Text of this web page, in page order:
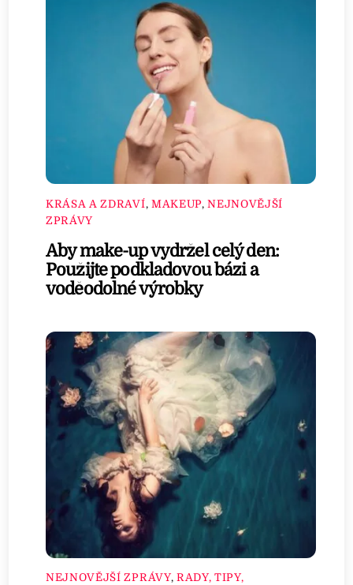
KRÁSA A ZDRAVÍ, MAKEUP,NEJNOVĚJŠÍ
ZPRÁVY
Aby make-up vydržel celý den:
Použijte podkladovou bázi a
voděodolné výrobky
NEJNOVĚJŠÍ ZPRÁVY, RADY, TIPY,